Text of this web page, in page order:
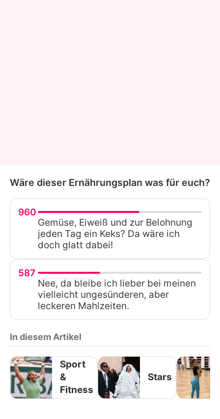
Wäre dieser Ernährungsplan was für euch?
960
Gemüse, Eiweiß und zur Belohnung
jeden Tag ein Keks? Da wäre ich
doch glatt dabei!
587
Nee, da bleibe ich lieber bei meinen
vielleicht ungesünderen, aber
leckeren Mahlzeiten.
In diesem Artikel
Sport
&
Fitness
Stars